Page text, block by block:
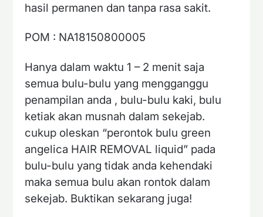
hasil permanen dan tanpa rasa sakit.
POM : NA18150800005
Hanya dalam waktu 1 – 2 menit saja
semua bulu-bulu yang mengganggu
penampilan anda , bulu-bulu kaki, bulu
ketiak akan musnah dalam sekejab.
cukup oleskan “perontok bulu green
angelica HAIR REMOVAL liquid” pada
bulu-bulu yang tidak anda kehendaki
maka semua bulu akan rontok dalam
sekejab. Buktikan sekarang juga!